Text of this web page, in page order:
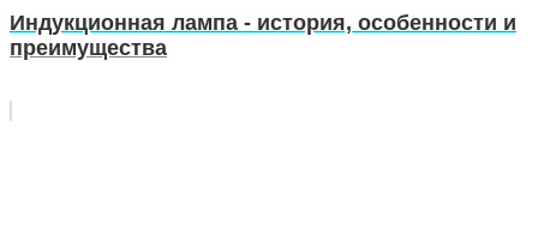
Индукционная лампа - история, особенности и
преимущества